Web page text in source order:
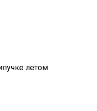
летом